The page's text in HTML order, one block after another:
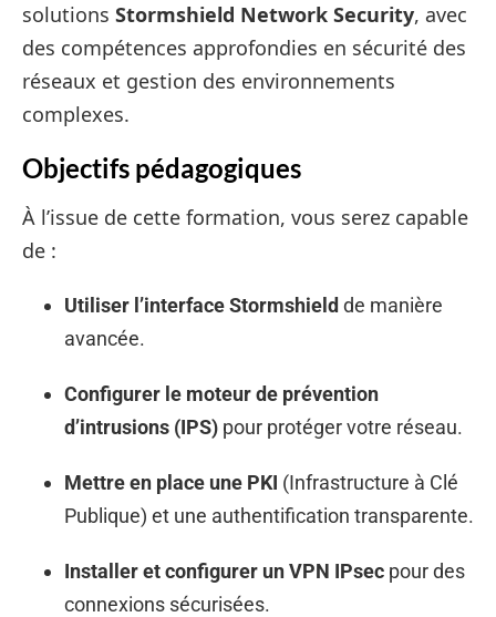
solutions Stormshield Network Security, avec
des compétences approfondies en sécurité des
réseaux et gestion des environnements
complexes.
Objectifs pédagogiques
À l’issue de cette formation, vous serez capable
de :
Utiliser l’interface Stormshield de manière
avancée.
Configurer le moteur de prévention
d’intrusions (IPS) pour protéger votre réseau.
Mettre en place une PKI (Infrastructure à Clé
Publique) et une authentification transparente.
Installer et configurer un VPN IPsec pour des
connexions sécurisées.